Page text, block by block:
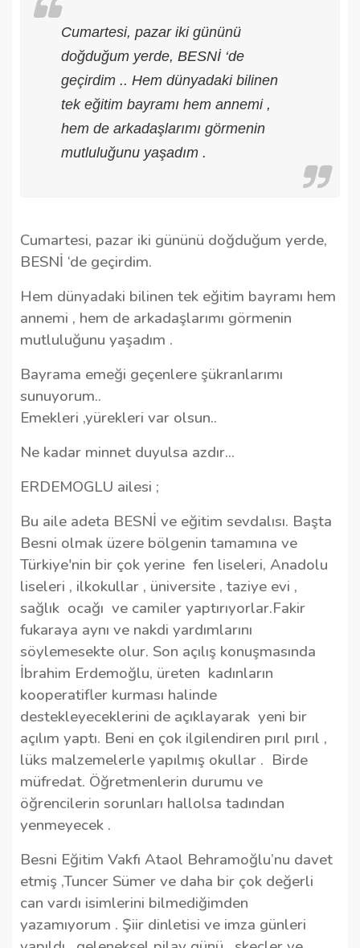
Cumartesi, pazar iki gününü
doğduğum yerde, BESNİ ‘de
geçirdim .. Hem dünyadaki bilinen
tek eğitim bayramı hem annemi ,
hem de arkadaşlarımı görmenin
mutluluğunu yaşadım .
Cumartesi, pazar iki gününü doğduğum yerde,
BESNİ ‘de geçirdim.
Hem dünyadaki bilinen tek eğitim bayramı hem
annemi , hem de arkadaşlarımı görmenin
mutluluğunu yaşadım .
Bayrama emeği geçenlere şükranlarımı
sunuyorum..
Emekleri ,yürekleri var olsun..
Ne kadar minnet duyulsa azdır...
ERDEMOGLU ailesi ;
Bu aile adeta BESNİ ve eğitim sevdalısı. Başta
Besni olmak üzere bölgenin tamamına ve
Türkiye'nin bir çok yerine fen liseleri, Anadolu
liseleri , ilkokullar , üniversite , taziye evi ,
sağlık ocağı ve camiler yaptırıyorlar.Fakir
fukaraya aynı ve nakdi yardımlarını
söylemesekte olur. Son açılış konuşmasında
İbrahim Erdemoğlu, üreten kadınların
kooperatifler kurması halinde
destekleyeceklerini de açıklayarak yeni bir
açılım yaptı. Beni en çok ilgilendiren pırıl pırıl ,
lüks malzemelerle yapılmış okullar . Birde
müfredat. Öğretmenlerin durumu ve
öğrencilerin sorunları hallolsa tadından
yenmeyecek .
Besni Eğitim Vakfı Ataol Behramoğlu’nu davet
etmiş ,Tuncer Sümer ve daha bir çok değerli
can vardı isimlerini bilmediğimden
yazamıyorum . Şiir dinletisi ve imza günleri